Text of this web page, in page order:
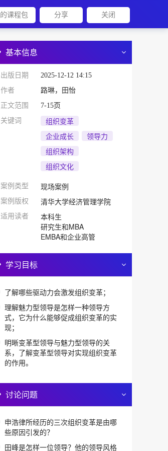
课程包 分享 关闭
基本信息
出版日期
2025-12-12 14:15
作者
路琳，田怡
正文范围
7-15页
关键词
组织变革
企业成长
领导力
组织架构
组织文化
案例类型 现场案例
案例版权 清华大学经济管理学院
适用读者
本科生
研究生和MBA
EMBA和企业高管
学习目标
了解哪些驱动力会激发组织变革；
理解魅力型领导是怎样一种领导方
式，它为什么能够促成组织变革的实
现；
明晰变革型领导与魅力型领导的关
系，了解变革型领导对实现组织变革
的作用。
讨论问题
申浩律所经历的三次组织变革是由哪
些原因引发的？
田峰是怎样一位领导？他的领导风格